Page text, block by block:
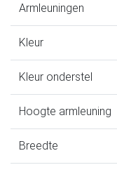
Armleuningen
Kleur
Kleur onderstel
Hoogte armleuning
Breedte